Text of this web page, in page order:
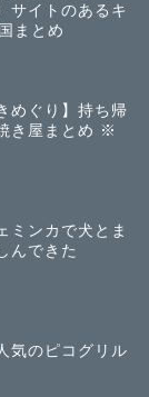
サイトのあるキ
まとめ
めぐり】持ち帰
き屋まとめ ※
ミンカで犬とま
んできた
気のピコグリル